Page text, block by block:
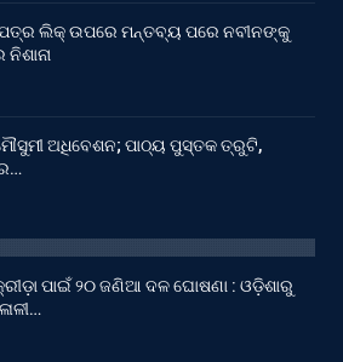
ଲିକ୍ ଉପରେ ମନ୍ତବ୍ୟ ପରେ ନବୀନଙ୍କୁ
ଅଧିବେଶନ; ପାଠ୍ୟ ପୁସ୍ତକ ତ୍ରୁଟି,
ପାଇଁ ୨୦ ଜଣିଆ ଦଳ ଘୋଷଣା : ଓଡ଼ିଶାରୁ